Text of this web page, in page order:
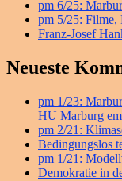
Bereich
pm 6/25:
pm 5/25: Filme,
Franz-Josef
Neueste
pm 1/23:
HU Marburg
pm 2/21:
Bedingungslos
pm 1/21:
Demokratie in